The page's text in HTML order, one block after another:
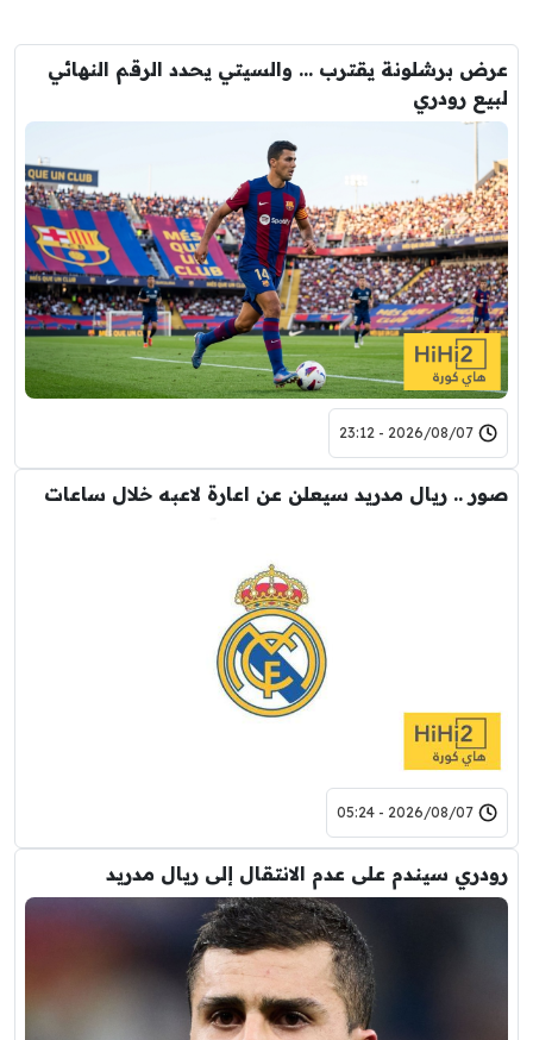
عرض برشلونة يقترب … والسيتي يحدد الرقم النهائي
لبيع رودري
2026/08/07 - 23:12
صور .. ريال مدريد سيعلن عن اعارة لاعبه خلال ساعات
2026/08/07 - 05:24
رودري سيندم على عدم الانتقال إلى ريال مدريد